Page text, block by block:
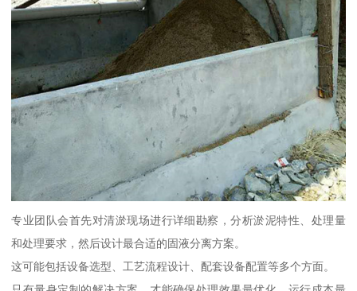
专业团队会首先对清淤现场进行详细勘察，分析淤泥特性、处理量
和处理要求，然后设计最合适的固液分离方案。
这可能包括设备选型、工艺流程设计、配套设备配置等多个方面。